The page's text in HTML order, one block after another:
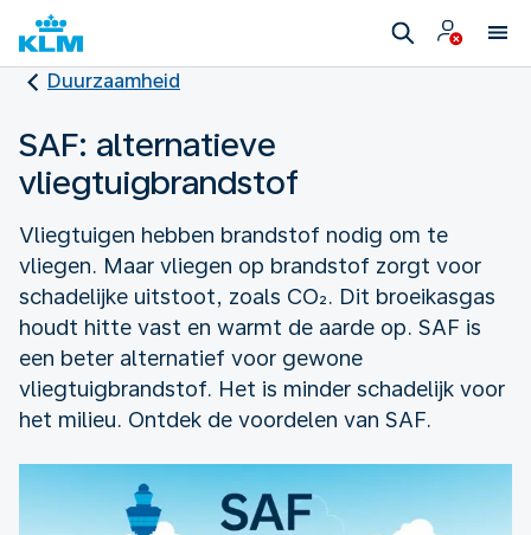
Duurzaamheid
SAF: alternatieve
vliegtuigbrandstof
Vliegtuigen hebben brandstof nodig om te
vliegen. Maar vliegen op brandstof zorgt voor
schadelijke uitstoot, zoals CO₂. Dit broeikasgas
houdt hitte vast en warmt de aarde op. SAF is
een beter alternatief voor gewone
vliegtuigbrandstof. Het is minder schadelijk voor
het milieu. Ontdek de voordelen van SAF.